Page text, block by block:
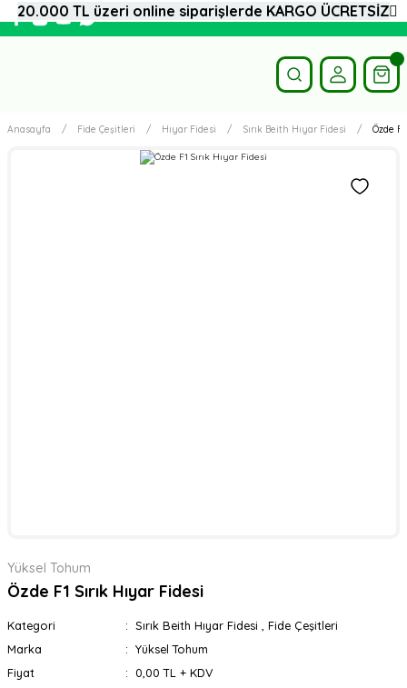
Anasayfa Fide Çeşitleri Hıyar Fidesi Sırık Beith Hıyar Fidesi Özde
Yüksel Tohum
Özde F1 Sırık Hıyar Fidesi
Kategori Sırık Beith Hıyar Fidesi
Fide Çeşitleri
Marka
Yüksel Tohum
Fiyat
0,00 TL + KDV
20.000 TL üzeri online siparişlerde KARGO ÜCRETSİZ